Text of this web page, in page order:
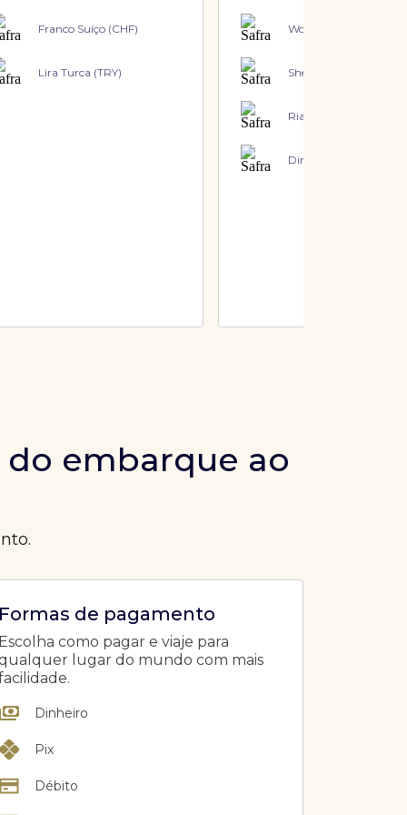
Franco Suíço (CHF)
Lira Turca (TRY)
Won Coreano (KRW)
Shekel (ILS)
Rial Catarense (QAR)
Dirham (AED)
embarque ao
de pagamento
como pagar e viaje para
lugar do mundo com mais
Dinheiro
Pix
Débito